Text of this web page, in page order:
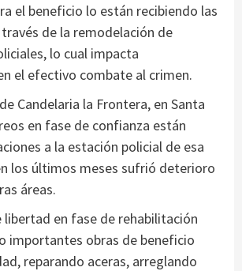
el beneficio lo están recibiendo las
de la remodelación de
lo cual impacta
el efectivo combate al crimen.
Candelaria la Frontera, en Santa
en fase de confianza están
a la estación policial de esa
los últimos meses sufrió deterioro
áreas.
libertad en fase de rehabilitación
importantes obras de beneficio
reparando aceras, arreglando